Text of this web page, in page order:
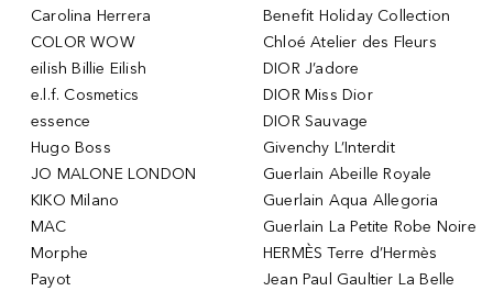
Carolina Herrera
COLOR WOW
eilish Billie Eilish
e.l.f. Cosmetics
essence
Hugo Boss
JO MALONE LONDON
KIKO Milano
MAC
Morphe
Payot
Benefit Holiday Collection
Chloé Atelier des Fleurs
DIOR J’adore
DIOR Miss Dior
DIOR Sauvage
Givenchy L’Interdit
Guerlain Abeille Royale
Guerlain Aqua Allegoria
Guerlain La Petite Robe Noire
HERMÈS Terre d’Hermès
Jean Paul Gaultier La Belle